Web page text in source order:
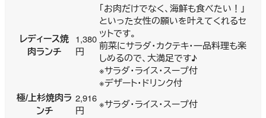
レディース焼
肉ランチ
1,380
円
「お肉だけでなく、海鮮も食べたい！」
といった女性の願いを叶えてくれるセ
ットです。
前菜にサラダ・カクテキ・一品料理も楽
しめるので、大満足です♪
※サラダ・ライス・スープ付
※デザート・ドリンク付
極/上杉焼肉ラ
ンチ
2,916
円
※サラダ・ライス・スープ付